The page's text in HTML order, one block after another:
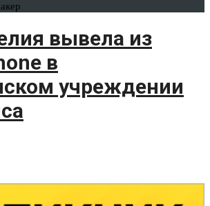
вывела из
в
учреждении